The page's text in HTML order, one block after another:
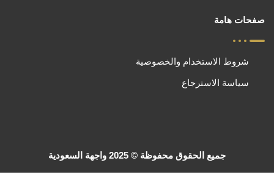
صفحات هامة
شروط الاستخدام والخصوصية
سياسة الاسترجاع
جميع الحقوق محفوظة © 2025 واجهة السعودية